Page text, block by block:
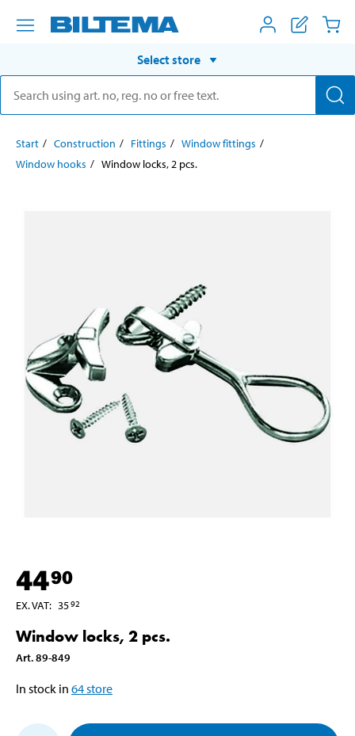
Select store
Start Construction Fittings
Window fittings
Window hooks
Window locks, 2 pcs.
4490
EX. VAT: 3592
Window locks, 2 pcs.
Art.89-849
In stock in 64store